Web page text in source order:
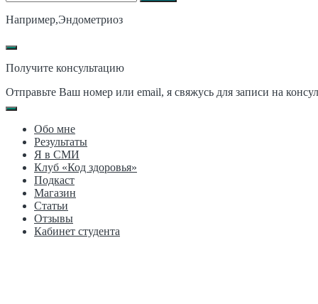
Например,Эндометриоз
Получите консультацию
Отправьте Ваш номер или email, я свяжусь для записи на
Обо мне
Результаты
Я в СМИ
Клуб «Код здоровья»
Подкаст
Магазин
Статьи
Отзывы
Кабинет студента